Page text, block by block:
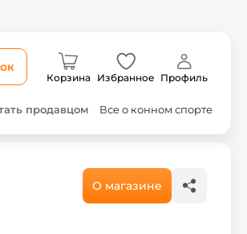
Корзина Избранное Профиль
продавцом Все о конном спорте
О магазине